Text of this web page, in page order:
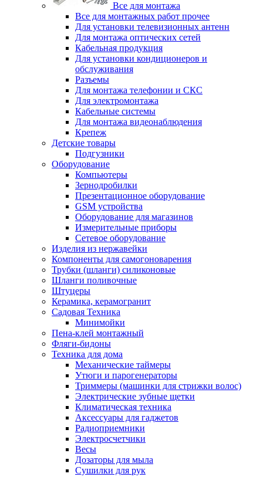
Все для монтажа
Все для монтажных работ прочее
Для установки телевизионных антенн
Для монтажа оптических сетей
Кабельная продукция
Для установки кондиционеров и
обслуживания
Разъемы
Для монтажа телефонии и СКС
Для электромонтажа
Кабельные системы
Для монтажа видеонаблюдения
Крепеж
Детские товары
Подгузники
Оборудование
Компьютеры
Зернодробилки
Презентационное оборудование
GSM устройства
Оборудование для магазинов
Измерительные приборы
Сетевое оборудование
Изделия из нержавейки
Компоненты для самогоноварения
Трубки (шланги) силиконовые
Шланги поливочные
Штуцеры
Керамика, керамогранит
Садовая Техника
Минимойки
Пена-клей монтажный
Фляги-бидоны
Техника для дома
Механические таймеры
Утюги и парогенераторы
Триммеры (машинки для стрижки волос)
Электрические зубные щетки
Климатическая техника
Аксессуары для гаджетов
Радиоприемники
Электросчетчики
Весы
Дозаторы для мыла
Сушилки для рук